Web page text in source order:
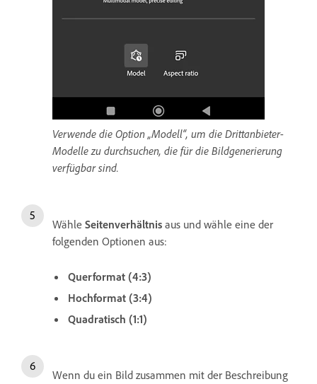
Verwende die Option „Modell“, um die Drittanbieter-
Modelle zu durchsuchen, die für die Bildgenerierung
verfügbar sind.
Wähle Seitenverhältnis aus und wähle eine der
folgenden Optionen aus:
Querformat (4:3)
Hochformat (3:4)
Quadratisch (1:1)
Wenn du ein Bild zusammen mit der Beschreibung